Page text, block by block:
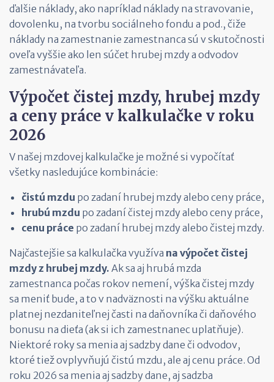
ďalšie náklady, ako napríklad náklady na stravovanie,
dovolenku, na tvorbu sociálneho fondu a pod., čiže
náklady na zamestnanie zamestnanca sú v skutočnosti
oveľa vyššie ako len súčet hrubej mzdy a odvodov
zamestnávateľa.
Výpočet čistej mzdy, hrubej mzdy
a ceny práce v kalkulačke v roku
2026
V našej mzdovej kalkulačke je možné si vypočítať
všetky nasledujúce kombinácie:
čistú mzdu po zadaní hrubej mzdy alebo ceny práce,
hrubú mzdu po zadaní čistej mzdy alebo ceny práce,
cenu práce po zadaní hrubej mzdy alebo čistej mzdy.
Najčastejšie sa kalkulačka využíva na výpočet čistej
mzdy z hrubej mzdy. Ak sa aj hrubá mzda
zamestnanca počas rokov nemení, výška čistej mzdy
sa meniť bude, a to v nadväznosti na výšku aktuálne
platnej nezdaniteľnej časti na daňovníka či daňového
bonusu na dieťa (ak si ich zamestnanec uplatňuje).
Niektoré roky sa menia aj sadzby dane či odvodov,
ktoré tiež ovplyvňujú čistú mzdu, ale aj cenu práce. Od
roku 2026 sa menia aj sadzby dane, aj sadzba